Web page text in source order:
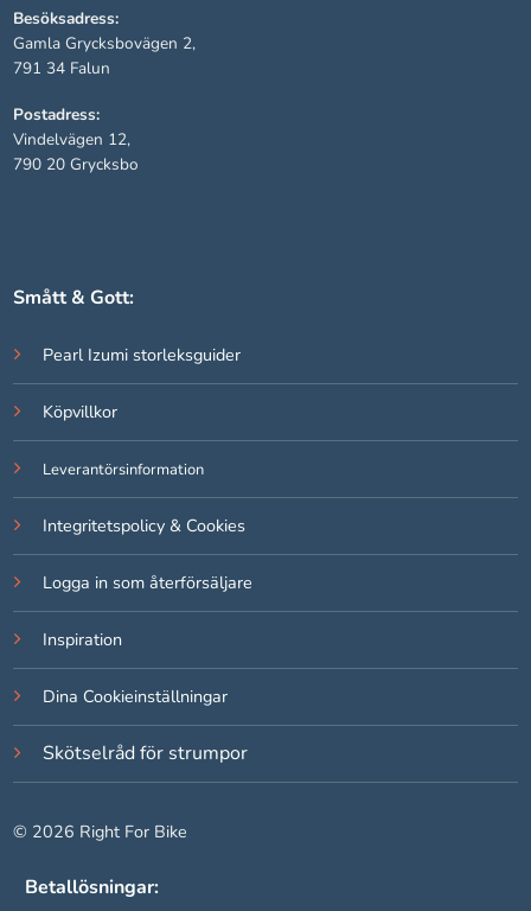
Besöksadress:
Gamla Grycksbovägen 2,
791 34 Falun
Postadress:
Vindelvägen 12,
790 20 Grycksbo
Smått & Gott:
Pearl Izumi storleksguider
Köpvillkor
Leverantörsinformation
Integritetspolicy & Cookies
Logga in som återförsäljare
Inspiration
Dina Cookieinställningar
Skötselråd för strumpor
© 2026 Right For Bike
Betallösningar:
hemsidans
funktionalitet
och
baserat på
hur hemsidan
används.
hemsida ska
prestera så
möjligt under
ditt besök.
Om du nekar
de här
kommer viss
funktionalitet
att försvinna
Marknadsföring
Genom att dela
med dig av dina
intressen och ditt
beteende när du
anpassat
erbjudanden.